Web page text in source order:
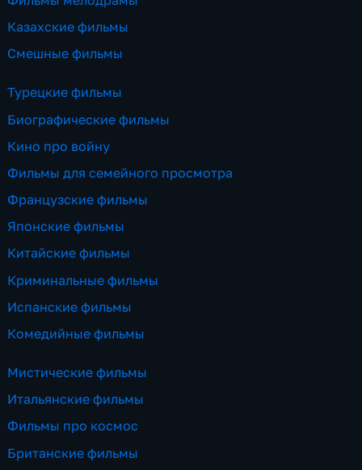
Казахские фильмы
Смешные фильмы
Турецкие фильмы
Биографические фильмы
Кино про войну
Фильмы для семейного просмотра
Французские фильмы
Японские фильмы
Китайские фильмы
Криминальные фильмы
Испанские фильмы
Комедийные фильмы
Мистические фильмы
Итальянские фильмы
Фильмы про космос
Британские фильмы